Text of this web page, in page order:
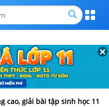
cao, giải bài tập sinh học 11